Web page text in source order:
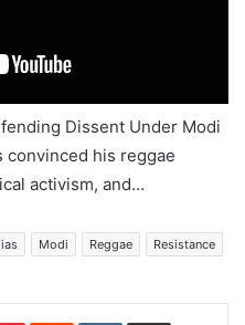
Dissent Under Modi
convinced his reggae
activism, and…
Modi Reggae
Resistance